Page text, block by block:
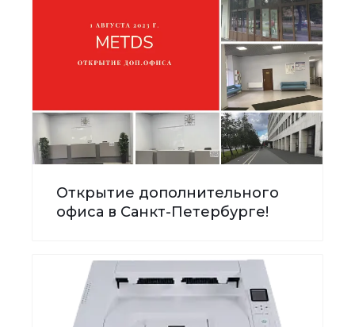
Открытие дополнительного
офиса в Санкт-Петербурге!